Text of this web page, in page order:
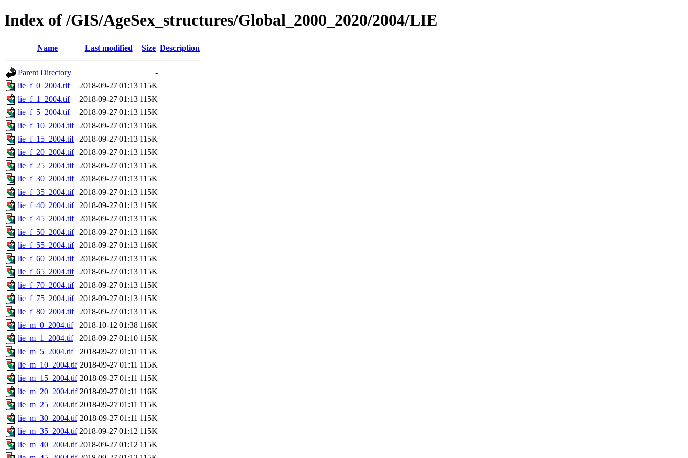
Index of /GIS/AgeSex_structures/Global_2000_2020/2004/LIE
Name Last modified Size Description
Parent Directory
-
lie_f_0_2004.tif
2018-09-27 01:13 115K
lie_f_1_2004.tif
2018-09-27 01:13 115K
lie_f_5_2004.tif
2018-09-27 01:13 115K
lie_f_10_2004.tif
2018-09-27 01:13 116K
lie_f_15_2004.tif
2018-09-27 01:13 115K
lie_f_20_2004.tif
2018-09-27 01:13 115K
lie_f_25_2004.tif
2018-09-27 01:13 115K
lie_f_30_2004.tif
2018-09-27 01:13 115K
lie_f_35_2004.tif
2018-09-27 01:13 115K
lie_f_40_2004.tif
2018-09-27 01:13 115K
lie_f_45_2004.tif
2018-09-27 01:13 115K
lie_f_50_2004.tif
2018-09-27 01:13 116K
lie_f_55_2004.tif
2018-09-27 01:13 116K
lie_f_60_2004.tif
2018-09-27 01:13 115K
lie_f_65_2004.tif
2018-09-27 01:13 115K
lie_f_70_2004.tif
2018-09-27 01:13 115K
lie_f_75_2004.tif
2018-09-27 01:13 115K
lie_f_80_2004.tif
2018-09-27 01:13 115K
lie_m_0_2004.tif
2018-10-12 01:38 116K
lie_m_1_2004.tif
2018-09-27 01:10 115K
lie_m_5_2004.tif
2018-09-27 01:11 115K
lie_m_10_2004.tif 2018-09-27 01:11 115K
lie_m_15_2004.tif 2018-09-27 01:11 115K
lie_m_20_2004.tif 2018-09-27 01:11 116K
lie_m_25_2004.tif 2018-09-27 01:11 115K
lie_m_30_2004.tif 2018-09-27 01:11 115K
lie_m_35_2004.tif 2018-09-27 01:12 115K
lie_m_40_2004.tif 2018-09-27 01:12 115K